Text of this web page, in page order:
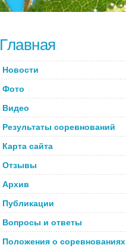
Главная
Новости
Фото
Видео
Результаты соревнований
Карта сайта
Отзывы
Архив
Публикации
Вопросы и ответы
Положения о соревнованиях